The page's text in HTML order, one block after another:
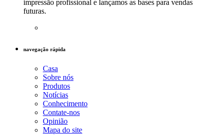
impressão profissional e lançamos as bases para vendas
futuras.
navegação rápida
Casa
Sobre nós
Produtos
Notícias
Conhecimento
Contate-nos
Opinião
Mapa do site